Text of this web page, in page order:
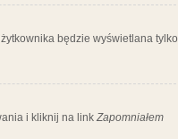
będzie wyświetlana tylko
i kliknij na link Zapomniałem